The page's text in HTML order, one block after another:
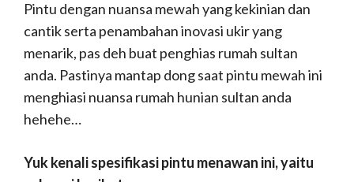
Pintu dengan nuansa mewah yang kekinian dan
cantik serta penambahan inovasi ukir yang
menarik, pas deh buat penghias rumah sultan
anda. Pastinya mantap dong saat pintu mewah ini
menghiasi nuansa rumah hunian sultan anda
hehehe…
Yuk kenali spesifikasi pintu menawan ini, yaitu